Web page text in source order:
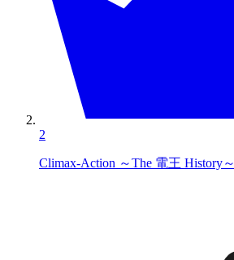
2
Climax-Action ～The 電王 History～